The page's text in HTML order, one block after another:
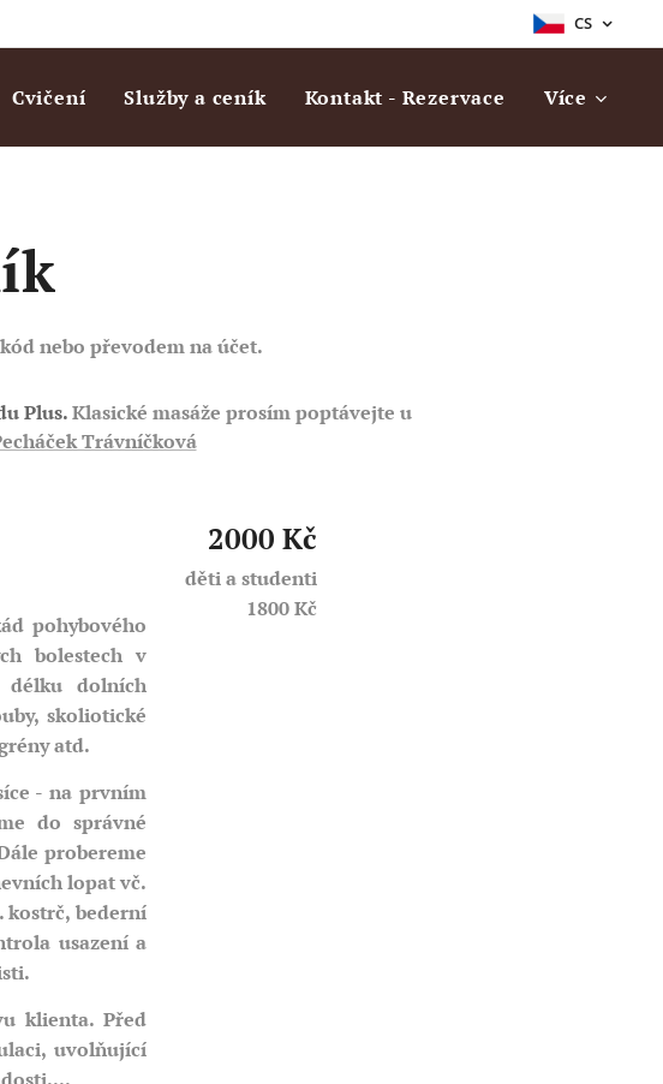
CS
Cvičení Služby a ceník Kontakt - Rezervace Více
nebo převodem na účet.
Plus.Klasické masáže prosím poptávejte u
Trávníčková
pohybového
bolestech v
délku dolních
skoliotické
atd.
- na prvním
do správné
probereme
lopat vč.
kostrč, bederní
usazení a
klienta. Před
uvolňující
2000 Kč
děti a studenti
1800 Kč